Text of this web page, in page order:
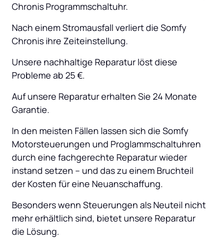
Chronis Programmschaltuhr.
Nach einem Stromausfall verliert die Somfy
Chronis ihre Zeiteinstellung.
Unsere nachhaltige Reparatur löst diese
Probleme ab 25 €.
Auf unsere Reparatur erhalten Sie 24 Monate
Garantie.
In den meisten Fällen lassen sich die Somfy
Motorsteuerungen und Proglammschaltuhren
durch eine fachgerechte Reparatur wieder
instand setzen – und das zu einem Bruchteil
der Kosten für eine Neuanschaffung.
Besonders wenn Steuerungen als Neuteil nicht
mehr erhältlich sind, bietet unsere Reparatur
die Lösung.